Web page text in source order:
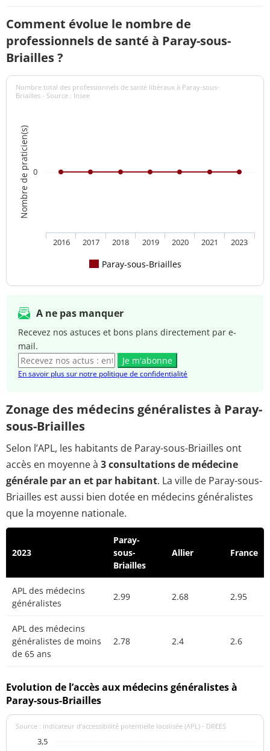
Comment évolue le nombre de
professionnels de santé à Paray-sous-
Briailles ?
Nombre de praticien(s)
Nombre total des professionnels de santé libéraux à Paray-sous-
Briailles - Source : Insee
Paray-sous-Briailles
2016 2017 2018 2019 2020 2021 2023
0
A ne pas manquer
Recevez nos astuces et bons plans directement par e-
mail.
Je m'abonne
En savoir plus sur notre politique de confidentialité
Zonage des médecins généralistes à Paray-
sous-Briailles
Selon l’APL, les habitants de Paray-sous-Briailles ont
accès en moyenne à 3 consultations de médecine
générale par an et par habitant. La ville de Paray-sous-
Briailles est aussi bien dotée en médecins généralistes
que la moyenne nationale.
2023
Paray-
sous-
Briailles
Allier France
APL des médecins
généralistes
2.99 2.68 2.95
APL des médecins
généralistes de moins
de 65 ans
2.78 2.4 2.6
Evolution de l’accès aux médecins généralistes à
Paray-sous-Briailles
Source : indicateur d’accessibilité potentielle localisée (APL) - DREES
3,5